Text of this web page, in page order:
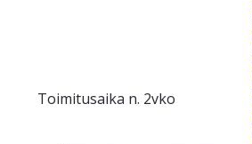
Toimitusaika n. 2vko